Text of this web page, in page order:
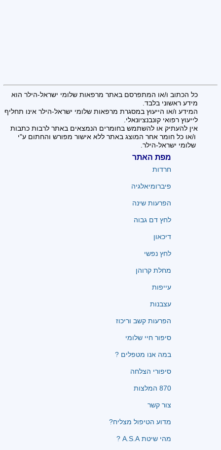
כל הכתוב ו/או המתפרסם באתר מרפאות שלומי ישראל-הילר הוא
מידע ראשוני בלבד.
המידע ו/או הייעוץ במסגרת מרפאות שלומי ישראל-הילר אינו תחליף
לייעוץ רפואי קונבנציונאלי.
אין להעתיק או להשתמש בחומרים הנמצאים באתר לרבות כתבות
ו/או כל חומר אחר המוצג באתר ללא אישור מפורש והחתום ע"י
שלומי ישראל-הילר.
מפת האתר
חרדות
פיברומיאלגיה
הפרעות שינה
לחץ דם גבוה
דיכאון
לחץ נפשי
מחלת קרוהן
עייפות
עצבנות
הפרעות קשב וריכוז
סיפור חיי שלומי
במה אנו מטפלים ?
סיפורי הצלחה
870 המלצות
צור קשר
מדוע הטיפול מצליח?
מהי שיטת A.S.A ?